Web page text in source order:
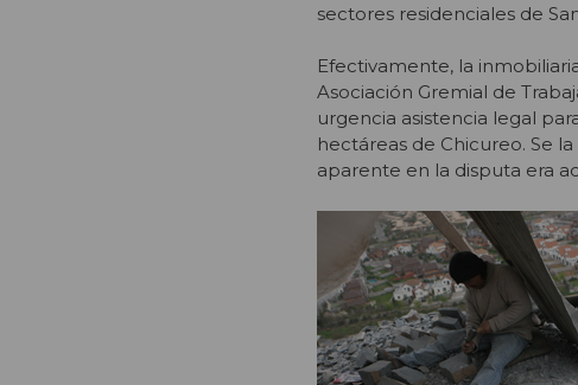
sectores residenciales de
Efectivamente, la
Asociación Gremial de
urgencia asistencia legal
hectáreas de Chicureo. Se
aparente en la disputa era